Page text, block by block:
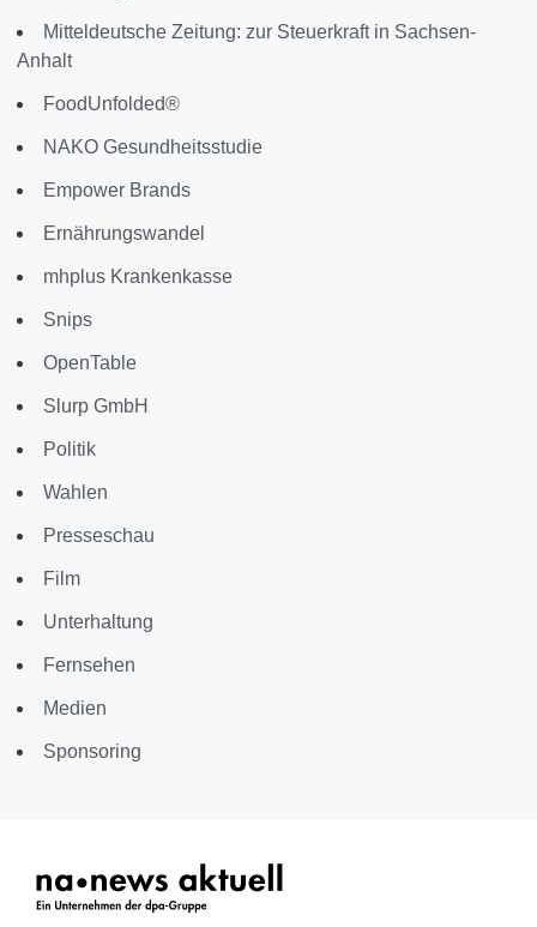
Mitteldeutsche Zeitung: zur Steuerkraft in Sachsen-
Anhalt
FoodUnfolded®
NAKO Gesundheitsstudie
Empower Brands
Ernährungswandel
mhplus Krankenkasse
Snips
OpenTable
Slurp GmbH
Politik
Wahlen
Presseschau
Film
Unterhaltung
Fernsehen
Medien
Sponsoring